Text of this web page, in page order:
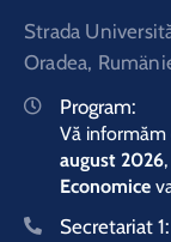
Strada
Oradea,
Program:
Vă informăm
august 2026,
Economice
Secretariat 1: